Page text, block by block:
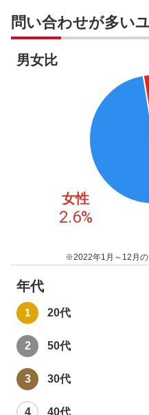
問い合わせが多い
男女比
女性
2.6%
※2022年1月～12月の
年代
20代
50代
30代
40代